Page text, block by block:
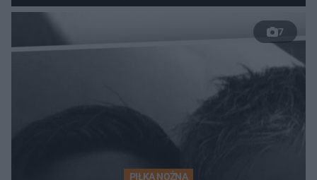
7
PIŁKA NOŻNA